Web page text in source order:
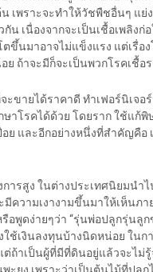
พราะจะทำให้วัชพืชอื่นๆ แย่
น เนื่องจากจะเป็นเชื้อเพลิง
ขึ้นมาอาจไม่แข็งแรง แต่เรื่
ย ถ้าจะมีก็จะเป็นพวกโรคเชื้
ะขายได้ราคาดี ทำเฟอร์นิเจ
าโรคได้ด้วย โดยราก ใช้แก้พิ
อย และอีกอย่างหนึ่งที่สำคัญคื
รสูง ในต่างประเทศนิยมนำไ
ความเงางามขึ้นมาให้เห็นภ
อพูดง่ายๆว่า “รุ่นพ่อปลูกรุ่น
ใช้เงินลงทุนบ้างนิดหน่อย ใน
ถ้าเป็นผู้ที่มีที่ดินอยู่แล้วจะไม่